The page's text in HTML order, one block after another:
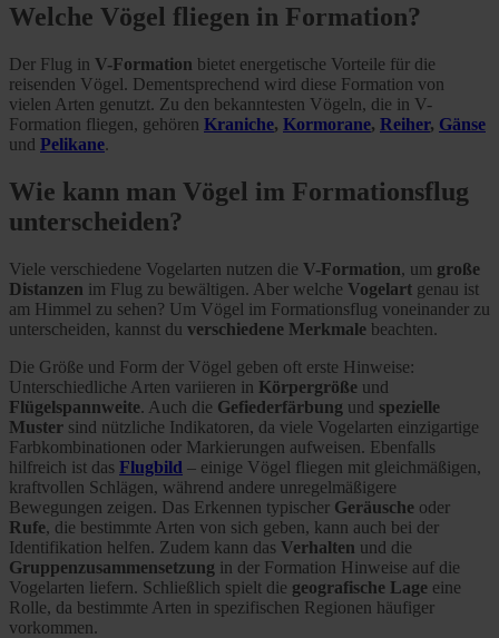
Welche Vögel fliegen in Formation?
Der Flug in V-Formation bietet energetische Vorteile für die
reisenden Vögel. Dementsprechend wird diese Formation von
vielen Arten genutzt. Zu den bekanntesten Vögeln, die in V-
Formation fliegen, gehören Kraniche, Kormorane, Reiher, Gänse
und Pelikane.
Wie kann man Vögel im Formationsflug
unterscheiden?
Viele verschiedene Vogelarten nutzen die V-Formation, um große
Distanzen im Flug zu bewältigen. Aber welche Vogelart genau ist
am Himmel zu sehen? Um Vögel im Formationsflug voneinander zu
unterscheiden, kannst du verschiedene Merkmale beachten.
Die Größe und Form der Vögel geben oft erste Hinweise:
Unterschiedliche Arten variieren in Körpergröße und
Flügelspannweite. Auch die Gefiederfärbung und spezielle
Muster sind nützliche Indikatoren, da viele Vogelarten einzigartige
Farbkombinationen oder Markierungen aufweisen. Ebenfalls
hilfreich ist das Flugbild – einige Vögel fliegen mit gleichmäßigen,
kraftvollen Schlägen, während andere unregelmäßigere
Bewegungen zeigen. Das Erkennen typischer Geräusche oder
Rufe, die bestimmte Arten von sich geben, kann auch bei der
Identifikation helfen. Zudem kann das Verhalten und die
Gruppenzusammensetzung in der Formation Hinweise auf die
Vogelarten liefern. Schließlich spielt die geografische Lage eine
Rolle, da bestimmte Arten in spezifischen Regionen häufiger
vorkommen.